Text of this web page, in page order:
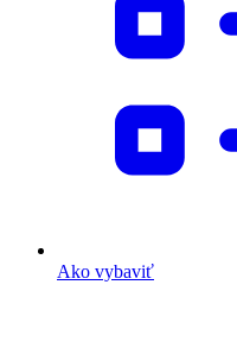
Ako vybaviť